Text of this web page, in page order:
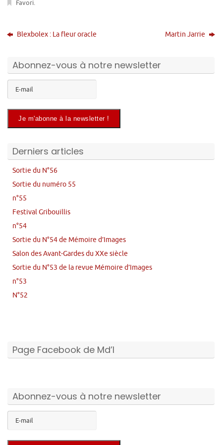
Favori.
Blexbolex : La fleur oracle Martin Jarrie
Abonnez-vous à notre newsletter
Derniers articles
Sortie du N°56
Sortie du numéro 55
n°55
Festival Gribouillis
n°54
Sortie du N°54 de Mémoire d’Images
Salon des Avant-Gardes du XXe siècle
Sortie du N°53 de la revue Mémoire d’Images
n°53
N°52
Page Facebook de Md’I
Abonnez-vous à notre newsletter